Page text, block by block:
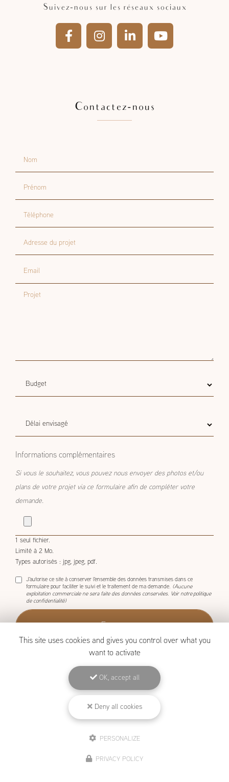
Suivez-nous sur les réseaux sociaux
Contactez-nous
Nom
Prénom
Téléphone
Adresse du projet
Email
Projet
Budget
estimatif
Budget estimatif
Délai
envisagé
Délai envisagé
Informations complémentaires
Si vous le souhaitez, vous pouvez nous envoyer des photos et/ou
plans de votre projet via ce formulaire afin de compléter votre
demande.
1 seul fichier.
Limité à 2 Mo.
Types autorisés : jpg, jpeg, pdf.
J'autorise ce site à conserver l'ensemble des données transmises dans ce
formulaire pour faciliter le suivi et le traitement de ma demande.
(Aucune
exploitation commerciale ne sera faite des données conservées. Voir notre politique
de confidentialité)
Plan du site -Liens utiles
Création et référencement de site Internet
This site uses cookies and gives you control over what you
want to activate
OK, accept all
Deny all cookies
PERSONALIZE
PRIVACY POLICY